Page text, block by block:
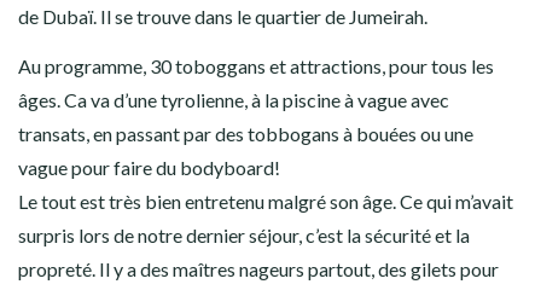
de Dubaï. Il se trouve dans le quartier de Jumeirah.
Au programme, 30 toboggans et attractions, pour tous les
âges. Ca va d’une tyrolienne, à la piscine à vague avec
transats, en passant par des tobbogans à bouées ou une
vague pour faire du bodyboard!
Le tout est très bien entretenu malgré son âge. Ce qui m’avait
surpris lors de notre dernier séjour, c’est la sécurité et la
propreté. Il y a des maîtres nageurs partout, des gilets pour